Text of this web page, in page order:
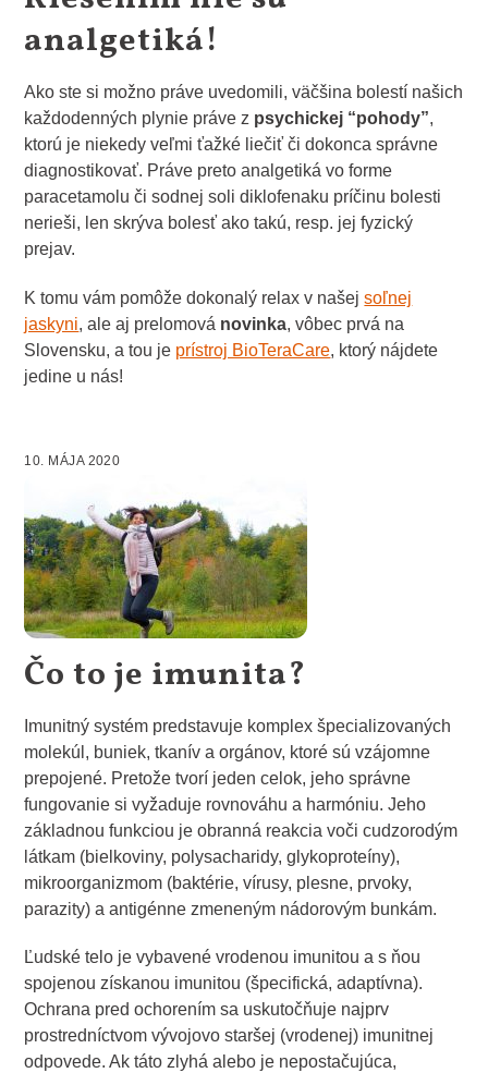
analgetiká!
Ako ste si možno práve uvedomili, väčšina bolestí našich
každodenných plynie práve z psychickej “pohody”,
ktorú je niekedy veľmi ťažké liečiť či dokonca správne
diagnostikovať. Práve preto analgetiká vo forme
paracetamolu či sodnej soli diklofenaku príčinu bolesti
nerieši, len skrýva bolesť ako takú, resp. jej fyzický
prejav.
K tomu vám pomôže dokonalý relax v našejsoľnej
jaskyni, ale aj prelomová novinka, vôbec prvá na
Slovensku, a tou je prístroj BioTeraCare, ktorý nájdete
jedine u nás!
10. MÁJA 2020
Čo to je imunita?
Imunitný systém predstavuje komplex špecializovaných
molekúl, buniek, tkanív a orgánov, ktoré sú vzájomne
prepojené. Pretože tvorí jeden celok, jeho správne
fungovanie si vyžaduje rovnováhu a harmóniu. Jeho
základnou funkciou je obranná reakcia voči cudzorodým
látkam (bielkoviny, polysacharidy, glykoproteíny),
mikroorganizmom (baktérie, vírusy, plesne, prvoky,
parazity) a antigénne zmeneným nádorovým bunkám.
Ľudské telo je vybavené vrodenou imunitou a s ňou
spojenou získanou imunitou (špecifická, adaptívna).
Ochrana pred ochorením sa uskutočňuje najprv
prostredníctvom vývojovo staršej (vrodenej) imunitnej
odpovede. Ak táto zlyhá alebo je nepostačujúca,